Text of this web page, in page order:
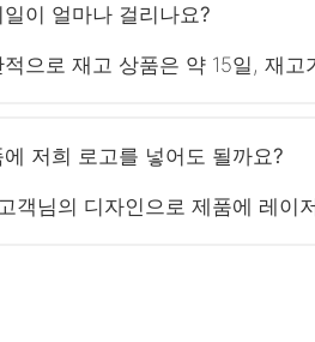
일이 얼마나 걸리나요?
적으로 재고 상품은 약 15일, 재
에 저희 로고를 넣어도 될까요?
객님의 디자인으로 제품에 레이